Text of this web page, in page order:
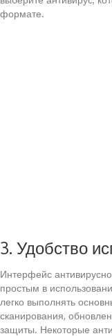
формате.
3. Удобство
Интерфейс
простым в
легко выполнять
сканирования,
защиты. Некоторые